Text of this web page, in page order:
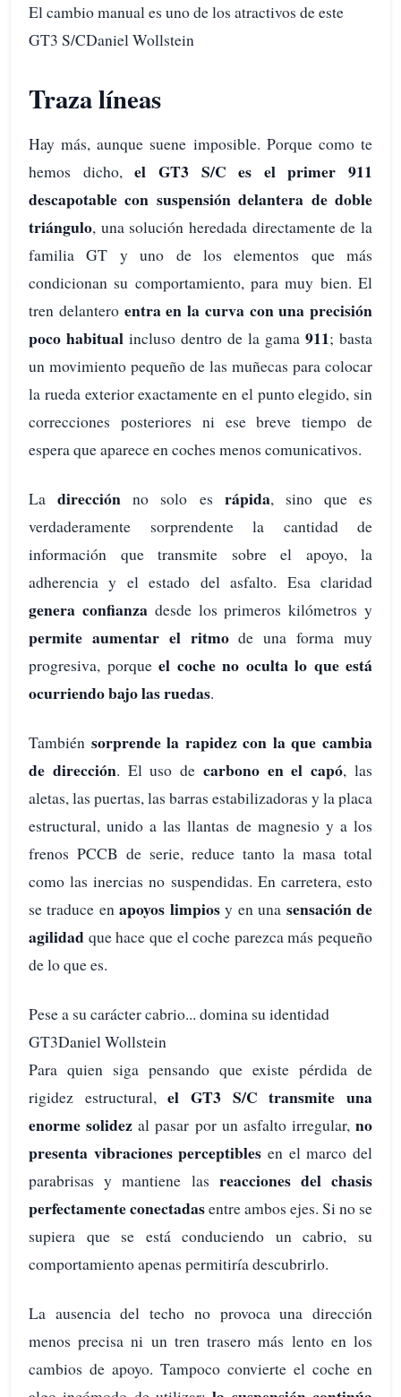
El cambio manual es uno de los atractivos de este
GT3 S/CDaniel Wollstein
Traza líneas
Hay más, aunque suene imposible. Porque como te
hemos dicho,el GT3 S/C es el primer 911
descapotable con suspensión delantera de doble
triángulo, una solución heredada directamente de la
familia GT y uno de los elementos que más
condicionan su comportamiento, para muy bien. El
tren delantero entra en la curva con una precisión
poco habitual incluso dentro de la gama 911; basta
un movimiento pequeño de las muñecas para colocar
la rueda exterior exactamente en el punto elegido, sin
correcciones posteriores ni ese breve tiempo de
espera que aparece en coches menos comunicativos.
Ladirección no solo es rápida, sino que es
verdaderamente sorprendente la cantidad de
información que transmite sobre el apoyo, la
adherencia y el estado del asfalto. Esa claridad
genera confianzadesde los primeros kilómetros y
permite aumentar el ritmode una forma muy
progresiva, porque el coche no oculta lo que está
ocurriendo bajo las ruedas.
También sorprende la rapidez con la que cambia
de dirección. El uso de carbono en el capó, las
aletas, las puertas, las barras estabilizadoras y la placa
estructural, unido a las llantas de magnesio y a los
frenos PCCB de serie, reduce tanto la masa total
como las inercias no suspendidas. En carretera, esto
se traduce enapoyos limpiosy en una sensación de
agilidad que hace que el coche parezca más pequeño
de lo que es.
Pese a su carácter cabrio... domina su identidad
GT3Daniel Wollstein
Para quien siga pensando que existe pérdida de
rigidez estructural,el GT3 S/C transmite una
enorme solidez al pasar por un asfalto irregular, no
presenta vibraciones perceptibles en el marco del
parabrisas y mantiene las reacciones del chasis
perfectamente conectadasentre ambos ejes. Si no se
supiera que se está conduciendo un cabrio, su
comportamiento apenas permitiría descubrirlo.
La ausencia del techo no provoca una dirección
menos precisa ni un tren trasero más lento en los
cambios de apoyo. Tampoco convierte el coche en